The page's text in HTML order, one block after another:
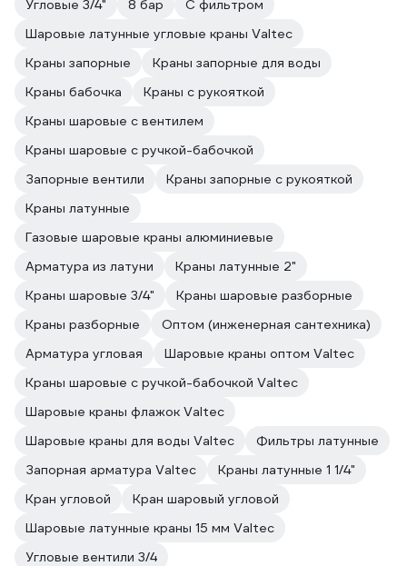
Угловые 3/4"
8 бар
С фильтром
Шаровые латунные угловые краны Valtec
Краны запорные
Краны запорные для воды
Краны бабочка
Краны с рукояткой
Краны шаровые с вентилем
Краны шаровые с ручкой-бабочкой
Запорные вентили
Краны запорные с рукояткой
Краны латунные
Газовые шаровые краны алюминиевые
Арматура из латуни
Краны латунные 2"
Краны шаровые 3/4"
Краны шаровые разборные
Краны разборные
Оптом (инженерная сантехника)
Арматура угловая
Шаровые краны оптом Valtec
Краны шаровые с ручкой-бабочкой Valtec
Шаровые краны флажок Valtec
Шаровые краны для воды Valtec
Фильтры латунные
Запорная арматура Valtec
Краны латунные 1 1/4"
Кран угловой
Кран шаровый угловой
Шаровые латунные краны 15 мм Valtec
Угловые вентили 3/4